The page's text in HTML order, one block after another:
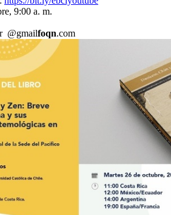
9:00 a. m.
@gmailfoqn.com